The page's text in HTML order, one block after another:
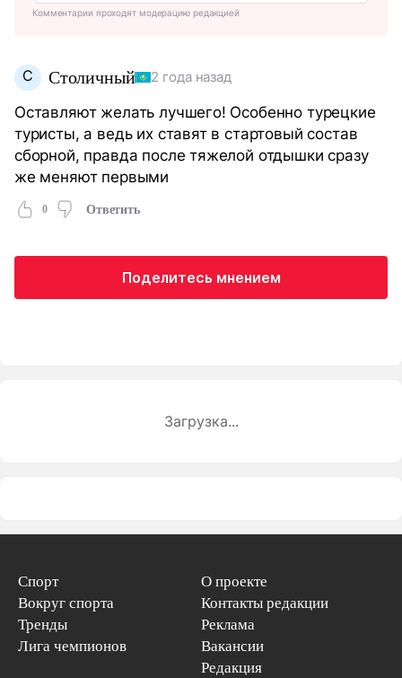
Комментарии проходят модерацию редакцией
С Столичный 2 года назад
Оставляют желать лучшего! Особенно турецкие
туристы, а ведь их ставят в стартовый состав
сборной, правда после тяжелой отдышки сразу
же меняют первыми
0 Ответить
Поделитесь мнением
Загрузка...
Спорт
Вокруг спорта
Тренды
Лига чемпионов
О проекте
Контакты редакции
Реклама
Вакансии
Редакция